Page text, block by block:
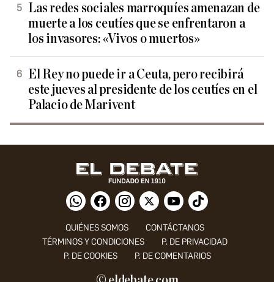
Las redes sociales marroquíes amenazan de
muerte a los ceutíes que se enfrentaron a
los invasores: «Vivos o muertos»
El Rey no puede ir a Ceuta, pero recibirá
este jueves al presidente de los ceutíes en el
Palacio de Marivent
QUIÉNES SOMOS
CONTÁCTANOS
TÉRMINOS Y CONDICIONES
P. DE PRIVACIDAD
P. DE COOKIES
P. DE COMENTARIOS